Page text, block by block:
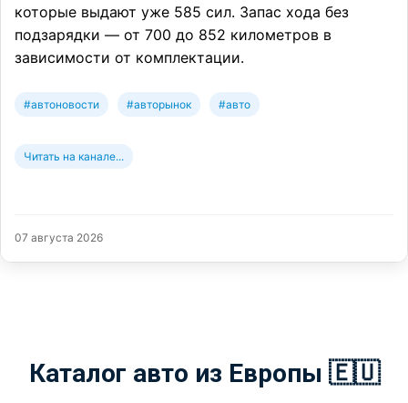
которые выдают уже 585 сил. Запас хода без
подзарядки — от 700 до 852 километров в
зависимости от комплектации.
#автоновости #авторынок #авто
Читать на канале...
07 августа 2026
Каталог авто из Европы 🇪🇺